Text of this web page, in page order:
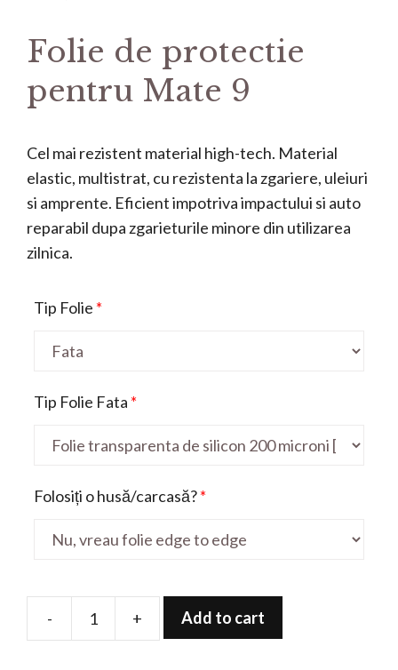
Folie de protectie
pentru Mate 9
Cel mai rezistent material high-tech. Material
elastic, multistrat, cu rezistenta la zgariere, uleiuri
si amprente. Eficient impotriva impactului si auto
reparabil dupa zgarieturile minore din utilizarea
zilnica.
Tip Folie *
Tip Folie Fata *
Folosiți o husă/carcasă?*
-
Folie
+ Add to cart